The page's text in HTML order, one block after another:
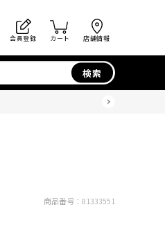
会員登録 カート 店舗情報
検索
商品番号： 81333551